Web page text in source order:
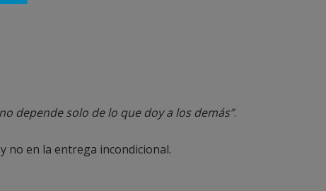
depende solo de lo que doy a los demás”.
no en la entrega incondicional.